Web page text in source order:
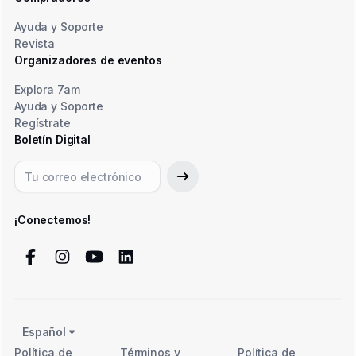
Ayuda y Soporte
Revista
Organizadores de eventos
Explora 7am
Ayuda y Soporte
Regístrate
Boletín Digital
¡Conectemos!
Política de Términos y Política de
Español